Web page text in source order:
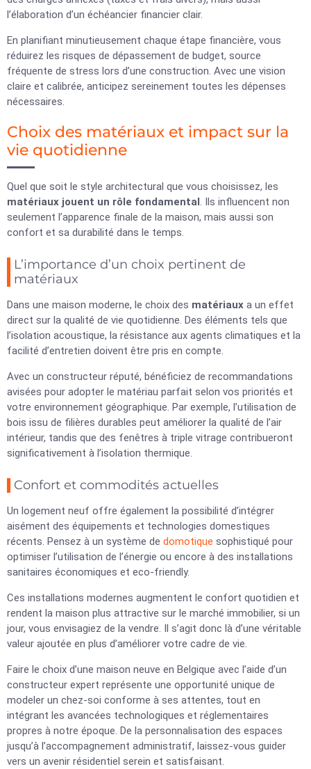
l’élaboration d’un échéancier financier clair.
En planifiant minutieusement chaque étape financière, vous
réduirez les risques de dépassement de budget, source
fréquente de stress lors d’une construction. Avec une vision
claire et calibrée, anticipez sereinement toutes les dépenses
nécessaires.
Choix des matériaux et impact sur la
vie quotidienne
Quel que soit le style architectural que vous choisissez, les
matériaux jouent un rôle fondamental. Ils influencent non
seulement l’apparence finale de la maison, mais aussi son
confort et sa durabilité dans le temps.
L’importance d’un choix pertinent de
matériaux
Dans une maison moderne, le choix des matériaux a un effet
direct sur la qualité de vie quotidienne. Des éléments tels que
l’isolation acoustique, la résistance aux agents climatiques et la
facilité d’entretien doivent être pris en compte.
Avec un constructeur réputé, bénéficiez de recommandations
avisées pour adopter le matériau parfait selon vos priorités et
votre environnement géographique. Par exemple, l’utilisation de
bois issu de filières durables peut améliorer la qualité de l’air
intérieur, tandis que des fenêtres à triple vitrage contribueront
significativement à l’isolation thermique.
Confort et commodités actuelles
Un logement neuf offre également la possibilité d’intégrer
aisément des équipements et technologies domestiques
récents. Pensez à un système de domotique sophistiqué pour
optimiser l’utilisation de l’énergie ou encore à des installations
sanitaires économiques et eco-friendly.
Ces installations modernes augmentent le confort quotidien et
rendent la maison plus attractive sur le marché immobilier, si un
jour, vous envisagiez de la vendre. Il s’agit donc là d’une véritable
valeur ajoutée en plus d’améliorer votre cadre de vie.
Faire le choix d’une maison neuve en Belgique avec l’aide d’un
constructeur expert représente une opportunité unique de
modeler un chez-soi conforme à ses attentes, tout en
intégrant les avancées technologiques et réglementaires
propres à notre époque. De la personnalisation des espaces
jusqu’à l’accompagnement administratif, laissez-vous guider
vers un avenir résidentiel serein et satisfaisant.